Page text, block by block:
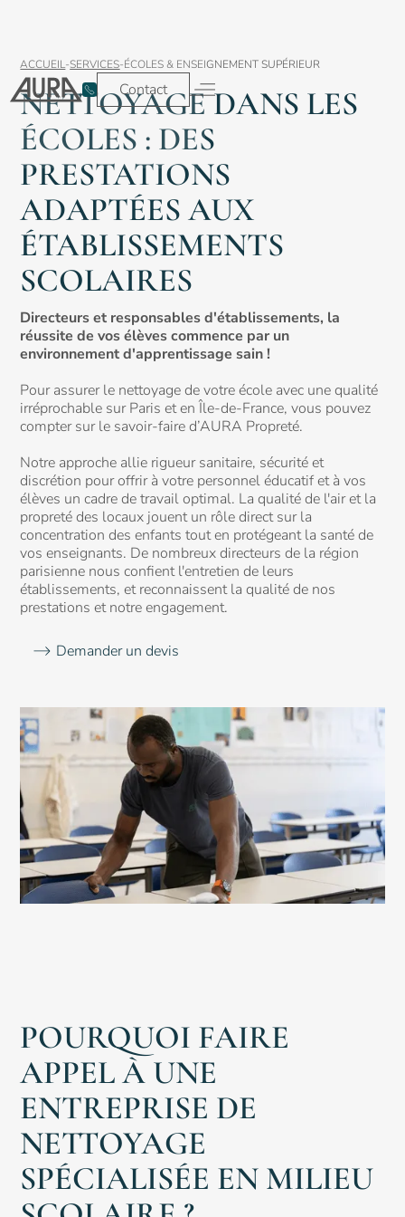
Contact
Espace client
Contact
Nos services
Nettoyage et
entretien
des sols
des vitres
Nettoyage
fin de
chantier
Nettoyage
3D
Bionettoyage
Nos secteurs
Tertiaire &
Bureaux
Maisons
médicalisées
Immeuble
Magasin
Notre
Histoire
Engagement
RSE
Autres
Accueil
ACCUEIL-SERVICES-ÉCOLES & ENSEIGNEMENT SUPÉRIEUR
NETTOYAGE DANS LES
ÉCOLES : DES
PRESTATIONS
ADAPTÉES AUX
ÉTABLISSEMENTS
SCOLAIRES
Directeurs et responsables d'établissements, la
réussite de vos élèves commence par un
environnement d'apprentissage sain !
Pour assurer le nettoyage de votre école avec une qualité
irréprochable sur Paris et en Île-de-France, vous pouvez
compter sur le savoir-faire d’AURA Propreté.
Notre approche allie rigueur sanitaire, sécurité et
discrétion pour offrir à votre personnel éducatif et à vos
élèves un cadre de travail optimal. La qualité de l'air et la
propreté des locaux jouent un rôle direct sur la
concentration des enfants tout en protégeant la santé de
vos enseignants. De nombreux directeurs de la région
parisienne nous confient l'entretien de leurs
établissements, et reconnaissent la qualité de nos
prestations et notre engagement.
Demander un devis
POURQUOI FAIRE
APPEL À UNE
ENTREPRISE DE
NETTOYAGE
SPÉCIALISÉE EN MILIEU